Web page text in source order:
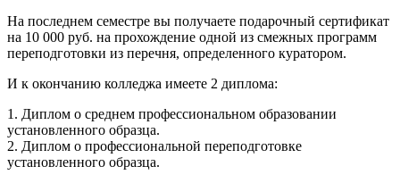
На последнем семестре вы получаете подарочный сертификат
на 10 000 руб. на прохождение одной из смежных программ
переподготовки из перечня, определенного куратором.
И к окончанию колледжа имеете 2 диплома:
1. Диплом о среднем профессиональном образовании
установленного образца.
2. Диплом о профессиональной переподготовке
установленного образца.